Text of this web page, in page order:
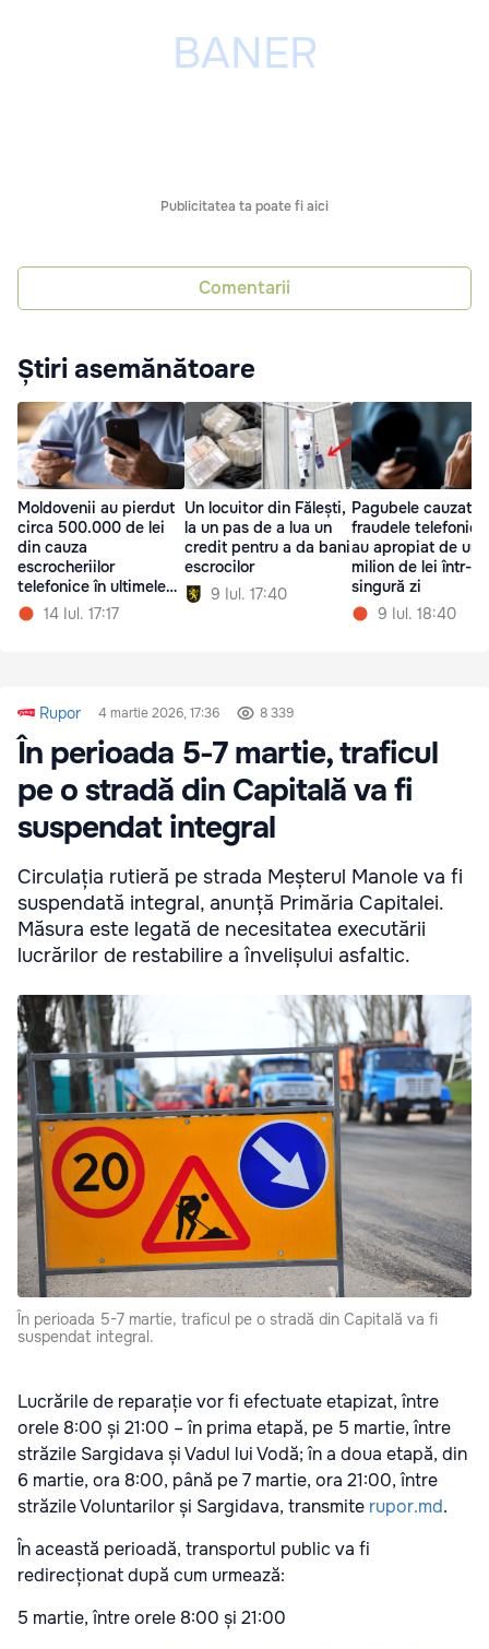
Publicitatea ta poate fi aici
Comentarii
Știri asemănătoare
Moldovenii au pierdut
circa 500.000 de lei
din cauza
escrocheriilor
telefonice în ultimele
24 de ore
14 Iul. 17:17
Un locuitor din Fălești,
la un pas de a lua un
credit pentru a da bani
escrocilor
9 Iul. 17:40
Pagubele cauzate
fraudele
au apropiat de un
milion de lei într-o
singură zi
9 Iul. 18:40
Rupor 4 martie 2026, 17:36 8 339
În perioada 5-7 martie, traficul
pe o stradă din Capitală va fi
suspendat integral
Circulația rutieră pe strada Meșterul Manole va fi
suspendată integral, anunță Primăria Capitalei.
Măsura este legată de necesitatea executării
lucrărilor de restabilire a învelișului asfaltic.
În perioada 5-7 martie, traficul pe o stradă din Capitală va fi
suspendat integral.
Lucrările de reparație vor fi efectuate etapizat, între
orele 8:00 și 21:00 – în prima etapă, pe 5 martie, între
străzile Sargidava și Vadul lui Vodă; în a doua etapă, din
6 martie, ora 8:00, până pe 7 martie, ora 21:00, între
străzile Voluntarilor și Sargidava, transmite rupor.md.
În această perioadă, transportul public va fi
redirecționat după cum urmează:
5 martie, între orele 8:00 și 21:00